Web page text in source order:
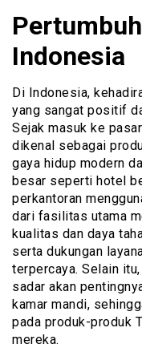
Indonesia
Di Indonesia,
yang sangat positif
Sejak masuk ke
dikenal sebagai
gaya hidup modern
besar seperti hotel
perkantoran
dari fasilitas utama
kualitas dan daya
serta dukungan
terpercaya. Selain
sadar akan
kamar mandi,
pada produk-produk
mereka.